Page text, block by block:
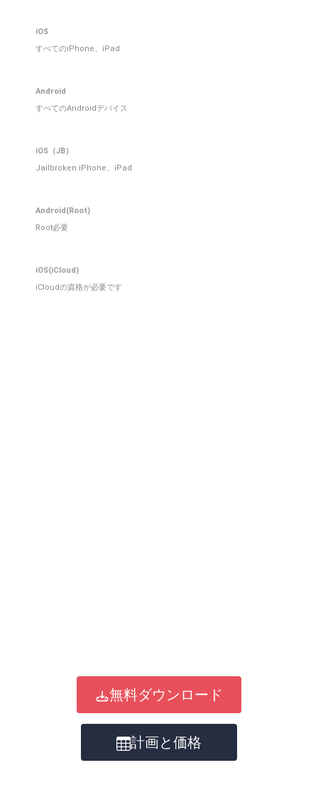
iOS
すべてのiPhone、iPad
Android
すべてのAndroidデバイス
iOS（JB）
Jailbroken iPhone、iPad
Android(Root)
Root必要
iOS(iCloud)
iCloudの資格が必要です
無料ダウンロード
計画と価格